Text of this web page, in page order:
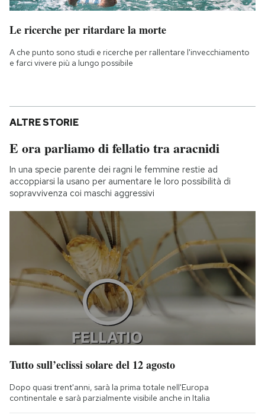
Le ricerche per ritardare la morte
A che punto sono studi e ricerche per rallentare l'invecchiamento
e farci vivere più a lungo possibile
ALTRE STORIE
E ora parliamo di fellatio tra aracnidi
In una specie parente dei ragni le femmine restie ad
accoppiarsi la usano per aumentare le loro possibilità di
sopravvivenza coi maschi aggressivi
Tutto sull’eclissi solare del 12 agosto
Dopo quasi trent'anni, sarà la prima totale nell'Europa
continentale e sarà parzialmente visibile anche in Italia